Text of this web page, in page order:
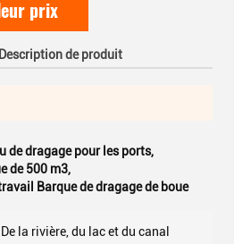
prix
Description de produit
de dragage pour les ports,
de 500 m3,
Barque de dragage de boue
De la rivière, du lac et du canal